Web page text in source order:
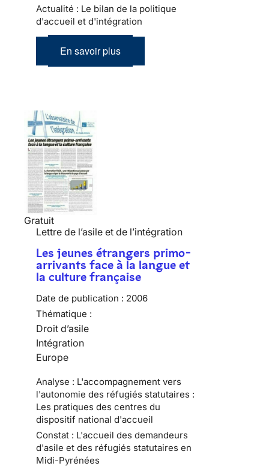
Actualité : Le bilan de la politique
d'accueil et d'intégration
En savoir plus
Gratuit
Lettre de l’asile et de l’intégration
Les jeunes étrangers primo-
arrivants face à la langue et
la culture française
Date de publication : 2006
Thématique :
Droit d’asile
Intégration
Europe
Analyse : L'accompagnement vers
l'autonomie des réfugiés statutaires :
Les pratiques des centres du
dispositif national d'accueil
Constat : L'accueil des demandeurs
d'asile et des réfugiés statutaires en
Midi-Pyrénées